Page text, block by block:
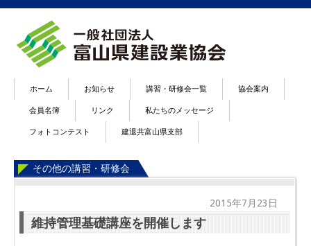
ホーム お知らせ 講習・研修会一覧 協会案内
会員名簿 リンク 私たちのメッセージ
フォトコンテスト 建退共富山県支部
その他の講習・研修会
2015年7月23日
維持管理基礎講座を開催します